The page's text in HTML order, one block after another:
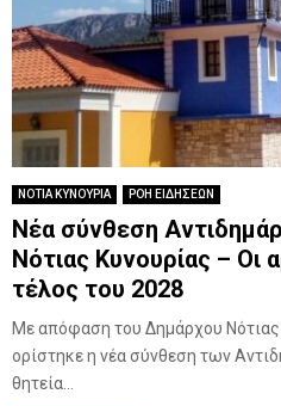
ΝΟΤΙΑ ΚΥΝΟΥΡΙΑ ΡΟΗ ΕΙΔΗΣΕΩΝ
Νέα σύνθεση
Νότιας Κυνουρίας – Οι
τέλος του 2028
Με απόφαση του Δημάρχου
ορίστηκε η νέα σύνθεση των
θητεία...